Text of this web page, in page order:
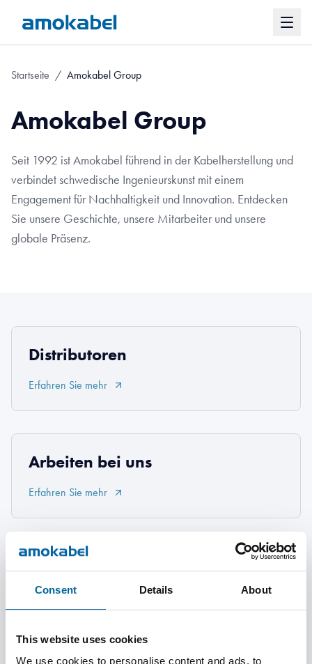
Consent Details About
This website uses cookies
We use cookies to personalise content and ads, to
Startseite / Amokabel Group
Amokabel Group
Seit 1992 ist Amokabel führend in der Kabelherstellung und
verbindet schwedische Ingenieurskunst mit einem
Engagement für Nachhaltigkeit und Innovation. Entdecken
Sie unsere Geschichte, unsere Mitarbeiter und unsere
globale Präsenz.
Distributoren
Erfahren Sie mehr
Arbeiten bei uns
Erfahren Sie mehr
Über uns